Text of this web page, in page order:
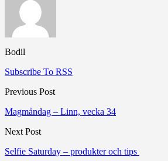
Bodil
Subscribe To RSS
Previous Post
Magmåndag – Linn, vecka 34
Next Post
Selfie Saturday – produkter och tips